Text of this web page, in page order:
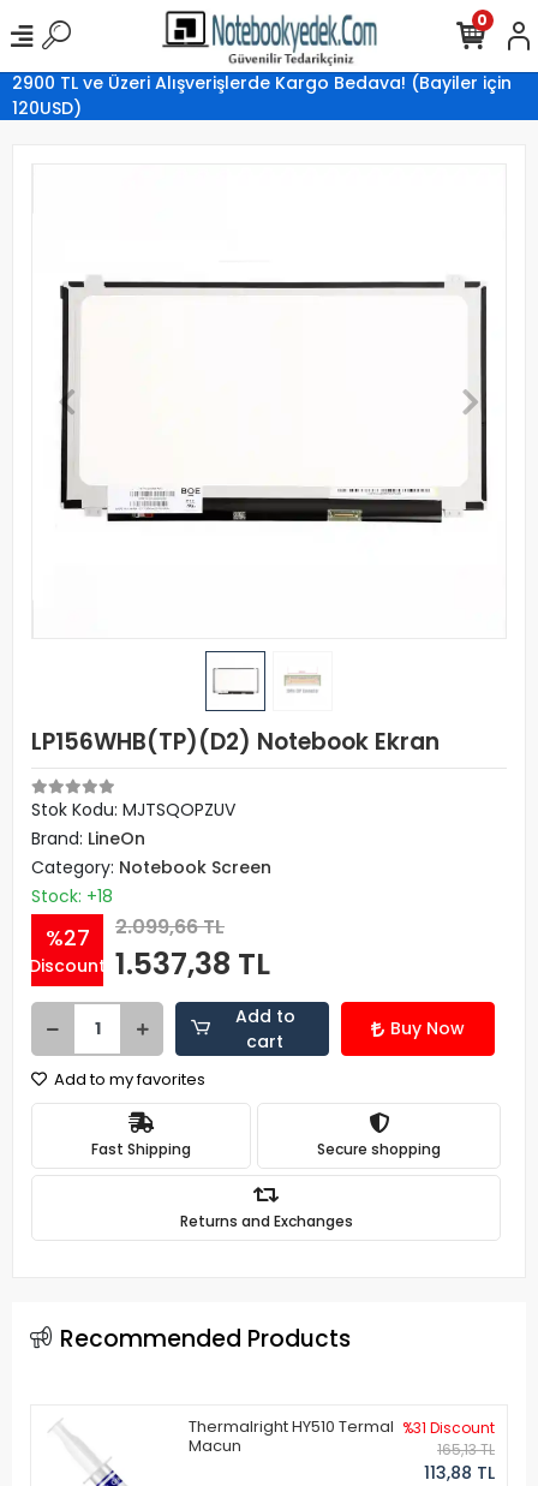
2900 TL ve Üzeri Alışverişlerde Kargo Bedava! (Bayiler için
120USD)
0
LP156WHB(TP)(D2) Notebook Ekran
Stok Kodu: MJTSQOPZUV
Brand: LineOn
Category: Notebook Screen
Stock: +18
%27
Discount
2.099,66 TL
1.537,38 TL
Add to
cart
Buy Now
Add to my favorites
Fast Shipping Secure shopping
Returns and Exchanges
Recommended Products
Thermalright HY510 Termal
Macun
%31 Discount
165,13 TL
113,88 TL